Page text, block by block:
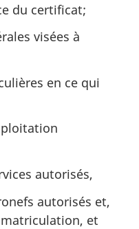
du certificat;
visées à
en ce qui
autorisés,
autorisés et,
et